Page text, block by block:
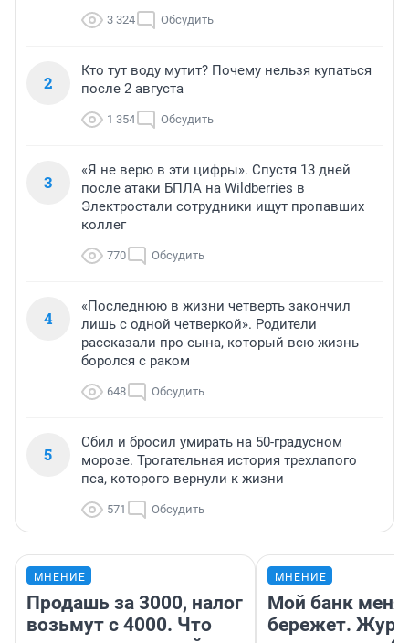
3 324 Обсудить
2
Кто тут воду мутит? Почему нельзя купаться
после 2 августа
1 354 Обсудить
3
«Я не верю в эти цифры». Спустя 13 дней
после атаки БПЛА на Wildberries в
Электростали сотрудники ищут пропавших
коллег
770 Обсудить
4
«Последнюю в жизни четверть закончил
лишь с одной четверкой». Родители
рассказали про сына, который всю жизнь
боролся с раком
648 Обсудить
5
Сбил и бросил умирать на 50-градусном
морозе. Трогательная история трехлапого
пса, которого вернули к жизни
571 Обсудить
МНЕНИЕ
Продашь за 3000, налог
возьмут с 4000. Что
МНЕНИЕ
Мой банк меня
бережет.